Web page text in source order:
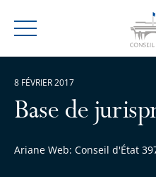
Menu
Base de
Ariane Web: Conseil d'État
8 FÉVRIER 2017